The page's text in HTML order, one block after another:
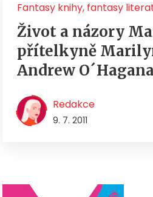
Fantasy knihy, fantasy
Život a názory
přítelkyně
Andrew
Redakce
9. 7. 2011